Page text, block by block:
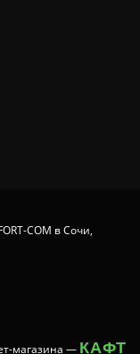
COM в Сочи,
магазина — КАФТ